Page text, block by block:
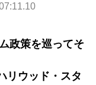
政策を巡ってそ
リウッド・スタ